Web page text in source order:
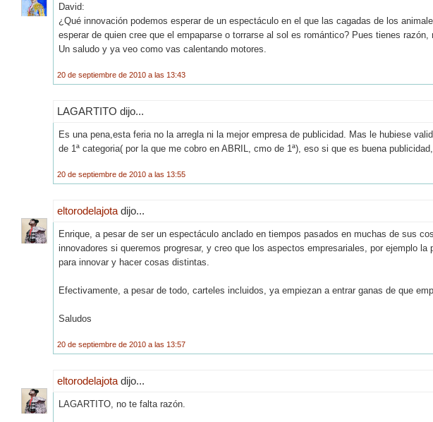
David:
¿Qué innovación podemos esperar de un espectáculo en el que las cagadas de los
esperar de quien cree que el empaparse o torrarse al sol es romántico? Pues tienes razón,
Un saludo y ya veo como vas calentando motores.
20 de septiembre de 2010 a las 13:43
LAGARTITO dijo...
Es una pena,esta feria no la arregla ni la mejor empresa de publicidad. Mas le hubiese
de 1ª categoria( por la que me cobro en ABRIL, cmo de 1ª), eso si que es buena
20 de septiembre de 2010 a las 13:55
eltorodelajota dijo...
Enrique, a pesar de ser un espectáculo anclado en tiempos pasados en muchas de sus
innovadores si queremos progresar, y creo que los aspectos empresariales, por ejemplo
para innovar y hacer cosas distintas.
Efectivamente, a pesar de todo, carteles incluidos, ya empiezan a entrar ganas de que
Saludos
20 de septiembre de 2010 a las 13:57
eltorodelajota dijo...
LAGARTITO, no te falta razón.